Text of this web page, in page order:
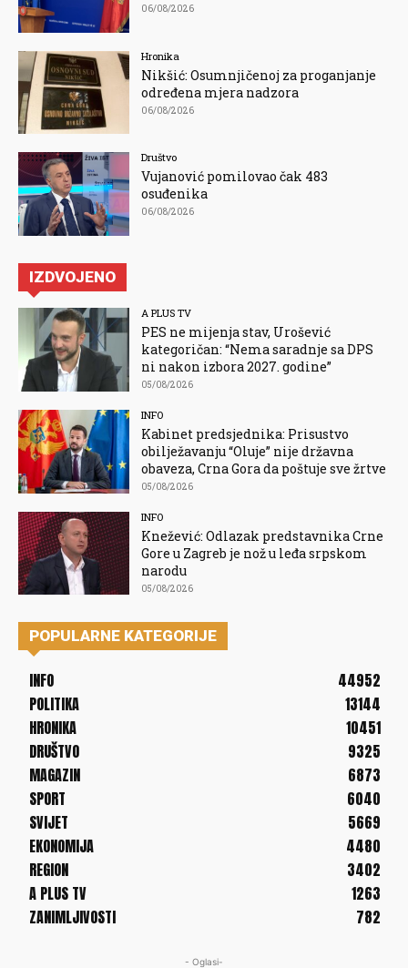
06/08/2026
Hronika
Nikšić: Osumnjičenoj za proganjanje
određena mjera nadzora
06/08/2026
Društvo
Vujanović pomilovao čak 483
osuđenika
06/08/2026
IZDVOJENO
A PLUS TV
PES ne mijenja stav, Urošević
kategoričan: “Nema saradnje sa DPS
ni nakon izbora 2027. godine”
05/08/2026
INFO
Kabinet predsjednika: Prisustvo
obilježavanju “Oluje” nije državna
obaveza, Crna Gora da poštuje sve žrtve
05/08/2026
INFO
Knežević: Odlazak predstavnika Crne
Gore u Zagreb je nož u leđa srpskom
narodu
05/08/2026
POPULARNE KATEGORIJE
INFO
44952
POLITIKA
13144
HRONIKA
10451
DRUŠTVO
9325
MAGAZIN
6873
SPORT
6040
SVIJET
5669
EKONOMIJA
4480
REGION
3402
A PLUS TV
1263
ZANIMLJIVOSTI
782
- Oglasi-